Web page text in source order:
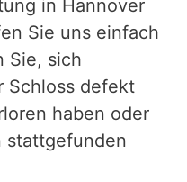
in Hannover
Sie uns einfach
Sie, sich
Schloss defekt
haben oder
stattgefunden